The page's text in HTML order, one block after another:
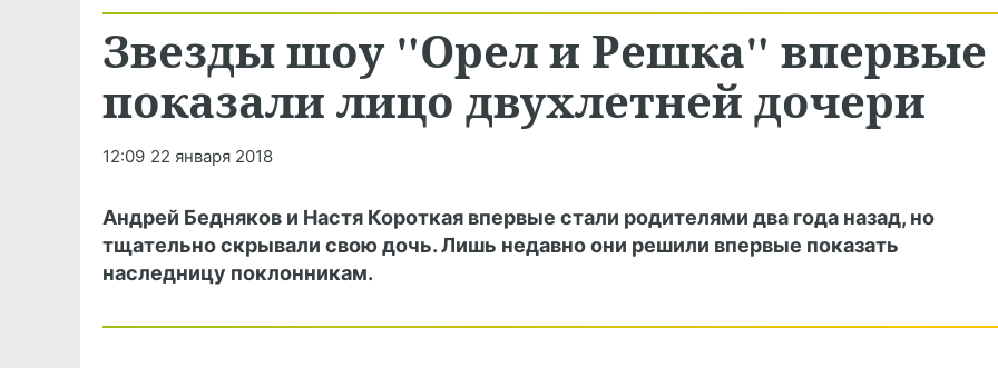
Звезды шоу "Орел и Решка" впервые
показали лицо двухлетней дочери
12:09 22 января 2018
Андрей Бедняков и Настя Короткая впервые стали родителями два года назад, но
тщательно скрывали свою дочь. Лишь недавно они решили впервые показать
наследницу поклонникам.